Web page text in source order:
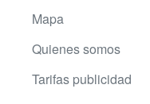
Mapa
Quienes somos
Tarifas publicidad